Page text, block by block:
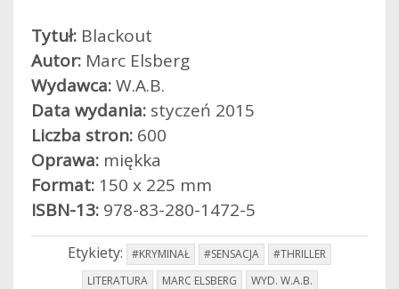
Tytuł: Blackout
Autor: Marc Elsberg
Wydawca:W.A.B.
Data wydania: styczeń 2015
Liczba stron: 600
Oprawa: miękka
Format: 150 x 225 mm
ISBN-13: 978-83-280-1472-5
Etykiety: #KRYMINAŁ #SENSACJA
#THRILLER
LITERATURA
MARC ELSBERG WYD. W.A.B.